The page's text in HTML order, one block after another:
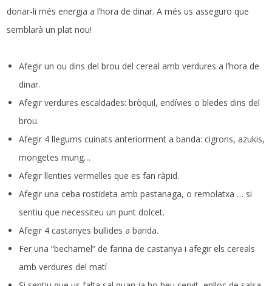
donar-li més energia a l’hora de dinar. A més us asseguro que
semblarà un plat nou!
Afegir un ou dins del brou del cereal amb verdures a l’hora de
dinar.
Afegir verdures escaldades: bròquil, endívies o bledes dins del
brou.
Afegir 4 llegums cuinats anteriorment a banda: cigrons, azukis,
mongetes mung…
Afegir llenties vermelles que es fan ràpid.
Afegir una ceba rostideta amb pastanaga, o remolatxa … si
sentiu que necessiteu un punt dolcet.
Afegir 4 castanyes bullides a banda.
Fer una “bechamel” de farina de castanya i afegir els cereals
amb verdures del matí